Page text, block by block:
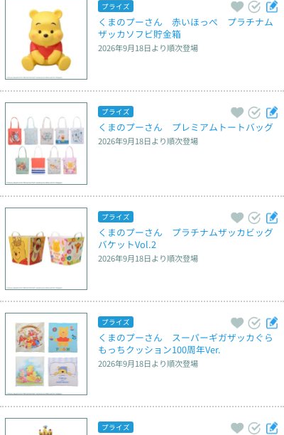
プライズ
くまのプーさん　赤いほっぺ　プラチナム
ザッカソフビ貯金箱
2026年9月18日より順次登場
プライズ
くまのプーさん　プレミアムトートバッグ
2026年9月18日より順次登場
プライズ
くまのプーさん　プラチナムザッカビッグ
バケットVol.2
2026年9月18日より順次登場
プライズ
くまのプーさん　スーパーギガザッカぐら
もっちクッション100周年Ver.
2026年9月18日より順次登場
プライズ